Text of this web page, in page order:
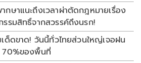
ษาแนะถึงเวลาผ่าตัดกฎหมายเรื่อง
รมสิทธิ์จากสวรรค์ถึงนรก!
ด็ดขาด! วันนี้ทั่วไทยส่วนใหญ่เจอฝน
ของพื้นที่